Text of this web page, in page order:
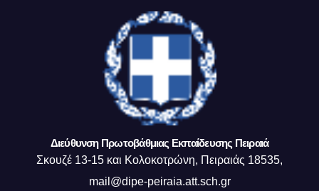
Διεύθυνση Πρωτοβάθμιας Εκπαίδευσης Πειραιά
Σκουζέ 13-15 και Κολοκοτρώνη, Πειραιάς 18535,
mail@dipe-peiraia.att.sch.gr